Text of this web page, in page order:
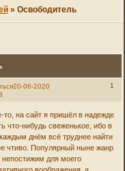
» Освободитель
1
20-06-2020
то, на сайт я пришёл в надежде
что-нибудь свеженькое, ибо в
днём всё труднее найти
чтиво. Популярный ныне жанр
непостижим для моего